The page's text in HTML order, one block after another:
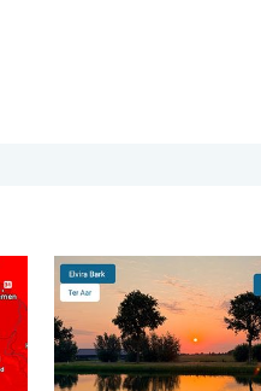
maximaal 35 graden. . .
De weerfoto van de